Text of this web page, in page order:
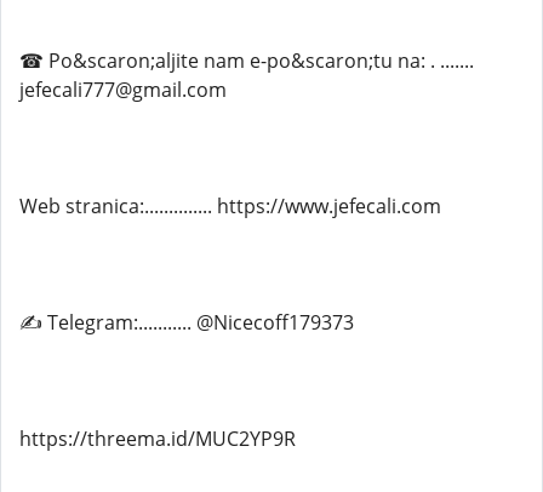
☎ Po&scaron;aljite nam e-po&scaron;tu na: . .......
jefecali777@gmail.com
Web stranica:.............. https://www.jefecali.com
✍ Telegram:........... @Nicecoff179373
https://threema.id/MUC2YP9R